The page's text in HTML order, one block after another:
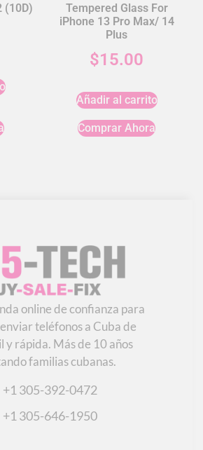
(10D)
Tempered Glass For
iPhone 13 Pro Max/ 14
Plus
$15.00
Añadir al carrito
Comprar Ahora
online de confianza para
teléfonos a Cuba de
y rápida. Más de 10 años
familias cubanas.
+1 305-392-0472
+1 305-646-1950